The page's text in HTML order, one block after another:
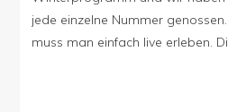
jede einzelne Nummer
muss man einfach live erleben.